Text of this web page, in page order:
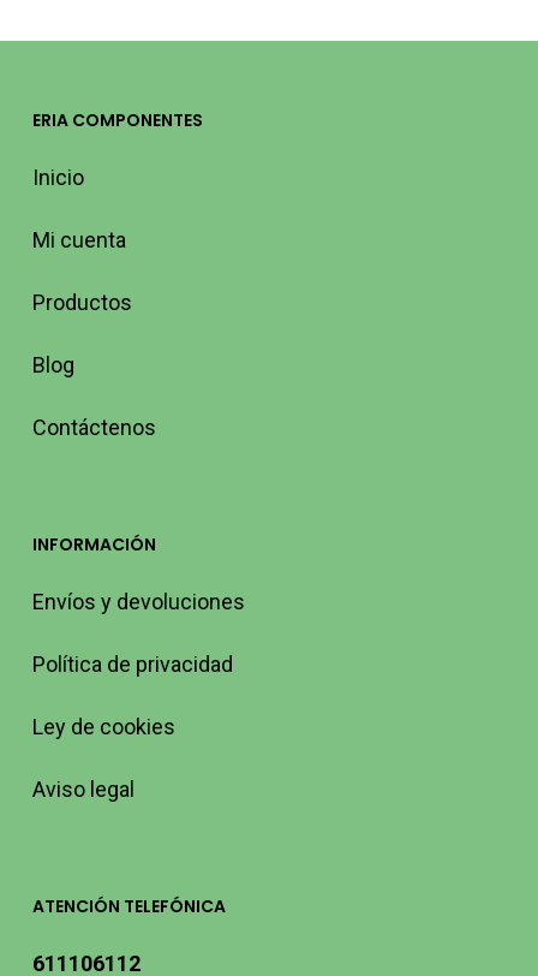
ERIA COMPONENTES
Inicio
Mi cuenta
Productos
Blog
Contáctenos
INFORMACIÓN
Envíos y devoluciones
Política de privacidad
Ley de cookies
Aviso legal
ATENCIÓN TELEFÓNICA
611106112